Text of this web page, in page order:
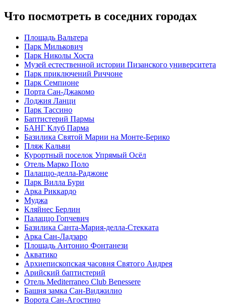
Что посмотреть в соседних городах
Площадь Вальтера
Парк Милькович
Парк Николы Хоста
Музей естественной истории Пизанского университета
Парк приключений Риччоне
Парк Семпионе
Порта Сан-Джакомо
Лоджия Ланци
Парк Тассино
Баптистерий Пармы
БАНГ Клуб Парма
Базилика Святой Марии на Монте-Берико
Пляж Кальви
Курортный поселок Упрямый Осёл
Отель Марко Поло
Палаццо-делла-Раджоне
Парк Вилла Бури
Арка Риккардо
Муджа
Кляйнес Берлин
Палаццо Гопчевич
Базилика Санта-Мария-делла-Стекката
Арка Сан-Ладзаро
Площадь Антонио Фонтанези
Акватико
Архиепископская часовня Святого Андрея
Арийский баптистерий
Отель Mediterraneo Club Benessere
Башня замка Сан-Виджилио
Ворота Сан-Агостино